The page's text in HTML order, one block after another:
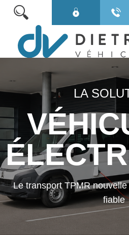
MINIBUS
VÉHICULES
VÉHICULES EN
POUR BIEN
QUI SOMMES
NOS
LA
Le transport TPMR
fiable